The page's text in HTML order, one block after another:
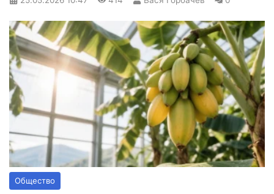
Общество